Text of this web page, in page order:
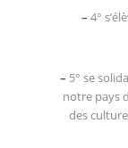
– 4°
– 5° se
notre pays
des